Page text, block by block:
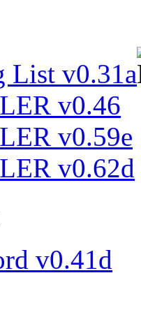
List v0.31a
v0.46
v0.59e
v0.62d
v0.41d